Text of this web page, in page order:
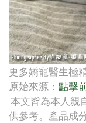
更多嬌寵醫生極
原始來源： 點擊
本文皆為本人親
供參考。產品成